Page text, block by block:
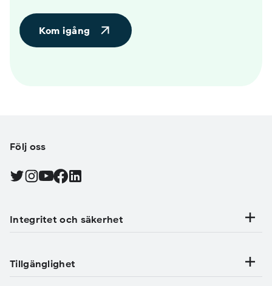
Kom igång
Följ oss
Find Android on Twitter, Öppna i ny flik
Find Android on Instagram, Öppna i ny flik
Find Android on YouTube, Öppna i ny flik
Find Android on Facebook, Öppna i ny flik
Find Android on LinkedIn, Öppna i ny flik
Integritet och säkerhet
Tillgänglighet